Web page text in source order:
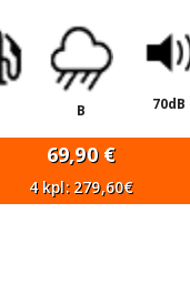
B 70dB
69,90 €
4 kpl: 279,60€